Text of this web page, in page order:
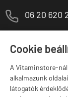
Cookie
A Vitaminstore-
alkalmazunk
látogatók
M 06 20 620
Szugló u.
Márkák